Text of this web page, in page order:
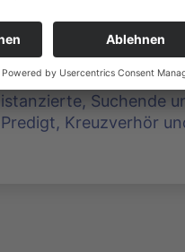
- Schnäppchen vom
Suchende
Kreuzverhör